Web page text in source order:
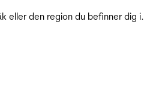
eller den region du befinner dig i.